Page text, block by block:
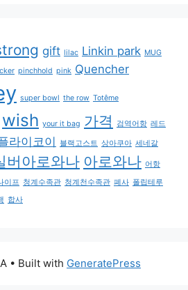
gift lilac Linkin park MUG
pinchhold pink Quencher
super bowl the row Totême
wish your it bag 가격 검역어항 레드
라이코이 블랙고스트 상아쿠아 세네갈
버아로와나 아로와나 어항
이프 청계수족관 청계천수족관 폐사 폴립테루
합사
• Built with GeneratePress